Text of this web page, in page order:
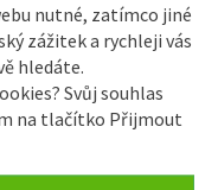
nutné, zatímco jiné
zážitek a rychleji vás
hledáte.
Svůj souhlas
na tlačítko Přijmout
vzduchová